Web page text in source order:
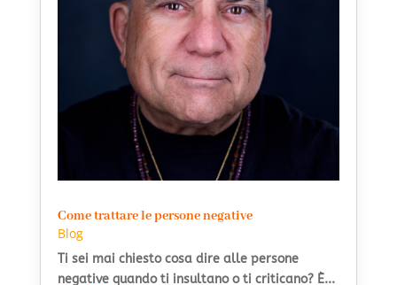
Come trattare le persone negative
Blog
Ti sei mai chiesto cosa dire alle persone
negative quando ti insultano o ti criticano? È...